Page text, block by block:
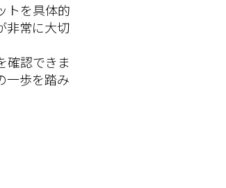
トを具体的
非常に大切
確認できま
一歩を踏み